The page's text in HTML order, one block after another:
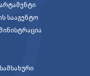
სააგენტო